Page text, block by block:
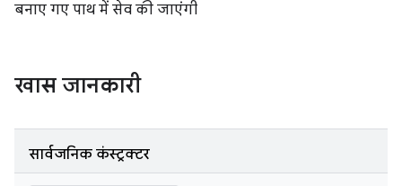
बनाए गए पाथ में सेव की जाएंगी
खास जानकारी
सार्वजनिक कंस्ट्रक्टर